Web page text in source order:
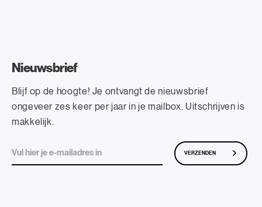
Nieuwsbrief
Blijf op de hoogte! Je ontvangt de nieuwsbrief
ongeveer zes keer per jaar in je mailbox. Uitschrijven is
makkelijk.
VERZENDEN